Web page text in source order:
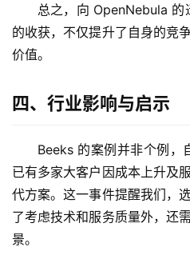
熵
绘
字
梦
青
龙
总之，向 OpenNebula
的收获，不仅提升了自身的竞
价值。
四、行业影响与启示
Beeks 的案例并非个例，
已有多家大客户因成本上升及
代方案。这一事件提醒我们，
了考虑技术和服务质量外，还
景。